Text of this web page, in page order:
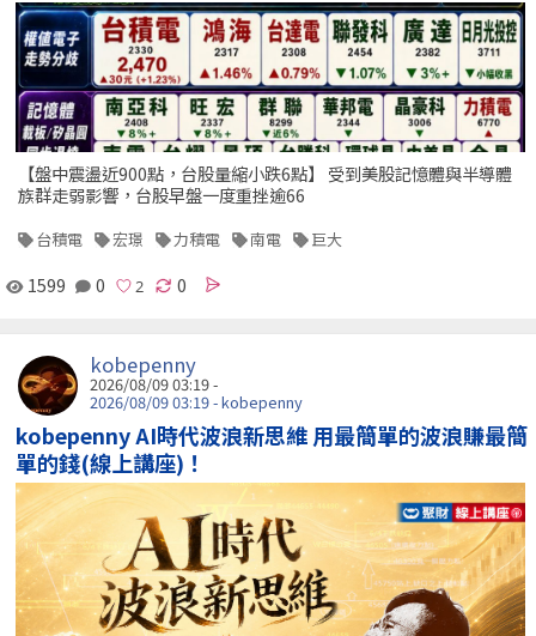
【盤中震盪近900點，台股量縮小跌6點】 受到美股記憶體與半導體
族群走弱影響，台股早盤一度重挫逾66
台積電 宏璟 力積電 南電 巨大
1599 0 0
kobepenny
2026/08/09 03:19 -
2026/08/09 03:19 - kobepenny
kobepenny AI時代波浪新思維 用最簡單的波浪賺最簡
單的錢(線上講座)！